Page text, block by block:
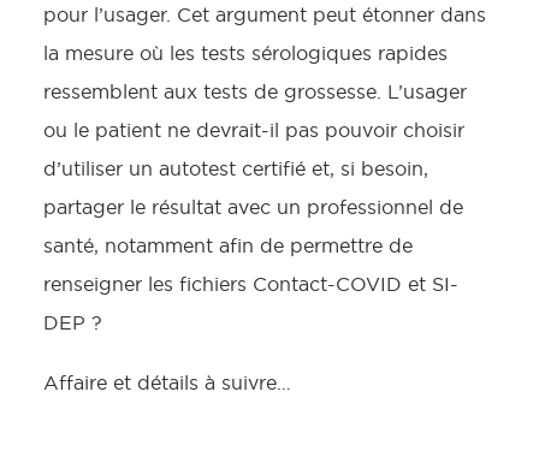
pour l’usager. Cet argument peut étonner dans
la mesure où les tests sérologiques rapides
ressemblent aux tests de grossesse. L’usager
ou le patient ne devrait-il pas pouvoir choisir
d’utiliser un autotest certifié et, si besoin,
partager le résultat avec un professionnel de
santé, notamment afin de permettre de
renseigner les fichiers Contact-COVID et SI-
DEP ?
Affaire et détails à suivre…